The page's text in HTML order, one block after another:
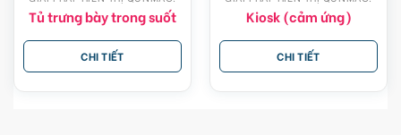
Tủ trưng bày trong suốt
CHI TIẾT
Kiosk (cảm ứng)
CHI TIẾT